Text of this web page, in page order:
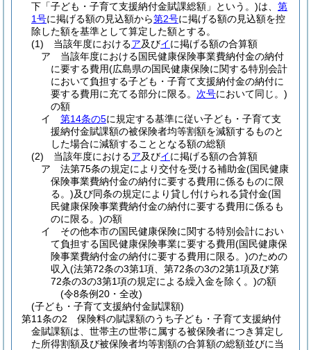
下「子ども・子育て支援納付金賦課総額」という。)は、 第
1号に掲げる額の見込額から第2号に掲げる額の見込額を控
除した額を基準として算定した額とする。
(1)
当該年度におけるア及びイに掲げる額の合算額
ア
当該年度における国民健康保険事業費納付金の納付
に要する費用(広島県の国民健康保険に関する特別会計
において負担する子ども・子育て支援納付金の納付に
要する費用に充てる部分に限る。 次号において同じ。)
の額
イ
第14条の5に規定する基準に従い子ども・子育て支
援納付金賦課額の被保険者均等割額を減額するものと
した場合に減額することとなる額の総額
(2)
当該年度におけるア及びイに掲げる額の合算額
ア
法第75条の規定により交付を受ける補助金(国民健康
保険事業費納付金の納付に要する費用に係るものに限
る。)及び同条の規定により貸し付けられる貸付金(国
民健康保険事業費納付金の納付に要する費用に係るも
のに限る。)の額
イ
その他本市の国民健康保険に関する特別会計におい
て負担する国民健康保険事業に要する費用(国民健康保
険事業費納付金の納付に要する費用に限る。)のための
収入(法第72条の3第1項、第72条の3の2第1項及び第
72条の3の3第1項の規定による繰入金を除く。)の額
(令8条例20・全改)
(子ども・子育て支援納付金賦課額)
第11条の2
保険料の賦課額のうち子ども・子育て支援納付
金賦課額は、世帯主の世帯に属する被保険者につき算定し
た所得割額及び被保険者均等割額の合算額の総額並びに当